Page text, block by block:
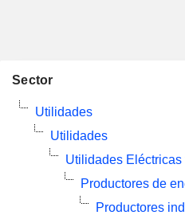
Sector
Utilidades
Utilidades
Utilidades Eléctricas
Productores de
Productores